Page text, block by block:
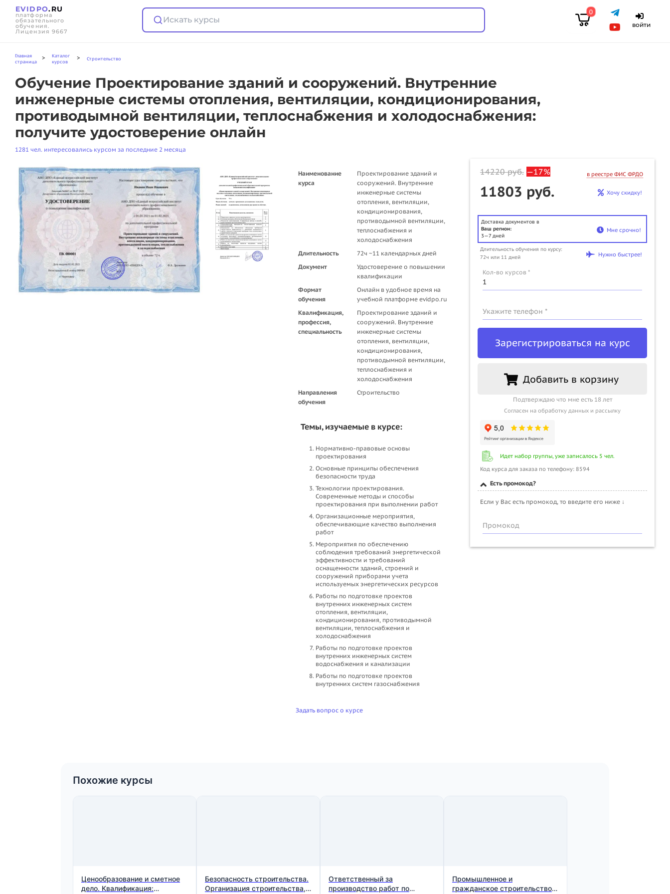
EVIDPO.RU
платформа
обязательного
обучения.
Лицензия 9667
Искать курсы
0
войти
Главная
страница
>
Каталог
курсов
> Строительство
Обучение Проектирование зданий и сооружений. Внутренние
инженерные системы отопления, вентиляции, кондиционирования,
противодымной вентиляции, теплоснабжения и холодоснабжения:
получите удостоверение онлайн
1281 чел. интересовались курсом за последние 2 месяца
Наименование
курса
Проектирование зданий и
сооружений. Внутренние
инженерные системы
отопления, вентиляции,
кондиционирования,
противодымной вентиляции,
теплоснабжения и
холодоснабжения
Длительность
72ч ~11 календарных дней
Документ
Удостоверение о повышении
квалификации
Формат
обучения
Онлайн в удобное время на
учебной платформе evidpo.ru
Квалификация,
профессия,
специальность
Проектирование зданий и
сооружений. Внутренние
инженерные системы
отопления, вентиляции,
кондиционирования,
противодымной вентиляции,
теплоснабжения и
холодоснабжения
Направления
обучения
Строительство
Темы, изучаемые в курсе:
Нормативно-правовые основы
проектирования
Основные принципы обеспечения
безопасности труда
Технологии проектирования.
Современные методы и способы
проектирования при выполнении работ
Организационные мероприятия,
обеспечивающие качество выполнения
работ
Мероприятия по обеспечению
соблюдения требований энергетической
эффективности и требований
оснащенности зданий, строений и
сооружений приборами учета
используемых энергетических ресурсов
Работы по подготовке проектов
внутренних инженерных систем
отопления, вентиляции,
кондиционирования, противодымной
вентиляции, теплоснабжения и
холодоснабжения
Работы по подготовке проектов
внутренних инженерных систем
водоснабжения и канализации
Работы по подготовке проектов
внутренних систем газоснабжения
Задать вопрос о курсе
14220руб. —17% в реестре ФИС ФРДО
11803 руб. Хочу скидку!
Доставка документов в
Ваш регион:
3—7 дней
Мне срочно!
Длительность обучения по курсу:
72ч или 11 дней
Нужно быстрее!
Кол-во курсов *
Укажите телефон *
Зарегистрироваться на курс
Добавить в корзину
Подтверждаю что мне есть 18 лет
Согласен на обработку данных и рассылку
Идет набор группы, уже записалось 5 чел.
Код курса для заказа по телефону: 8594
Есть промокод?
Если у Вас есть промокод, то введите его ниже ↓
Промокод
Похожие курсы
Ценообразование и сметное
дело. Квалификация:
Безопасность строительства.
Организация строительства,
Ответственный за
производство работ по
Промышленное и
гражданское строительство.